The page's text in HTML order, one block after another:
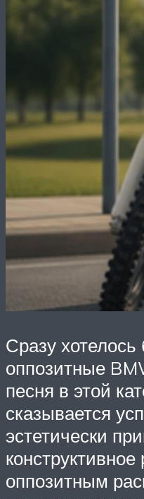
Сразу
оппозитные
песня в этой
сказывается
эстетически
оппозитным